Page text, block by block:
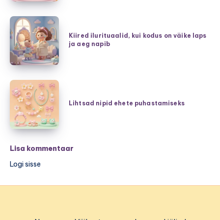
mugavus
ühes
burgund,
hubane
šikk
ning
pehmed
kudumid
Kiired
ilurituaalid,
kui
kodus
on
väike
laps
ja
aeg
napib
Kiired ilurituaalid, kui kodus on väike laps
ja aeg napib
Lihtsad
nipid
ehete
puhastamiseks
Lihtsad nipid ehete puhastamiseks
Lisa kommentaar
Logi sisse